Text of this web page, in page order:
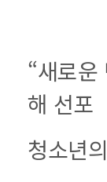
“새로
해 선포
청소년